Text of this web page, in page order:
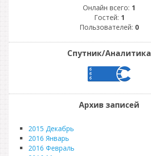
Онлайн всего: 1
Гостей: 1
Пользователей: 0
Спутник/Аналитика
Архив записей
2015 Декабрь
2016 Январь
2016 Февраль